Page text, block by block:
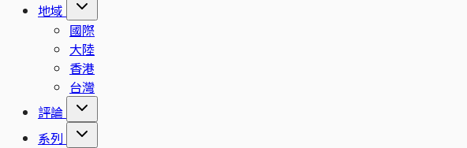
地域
國際
大陸
香港
台灣
評論
系列